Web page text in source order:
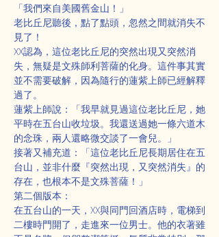
「我們來自美國舊金山！」
老比丘尼聽後，點了點頭，忽然之間就消失不
見了！
XX認為，這位老比丘尼的突然出現又突然消
失，無疑是文殊師利菩薩的化身。這件事其實
並不需要破解，因為隨行的蓮紫上師已經解釋
過了。
蓮紫上師說：「我早就見過這位老比丘尼，她
平時在五台山收垃圾。我還送過她一條六道木
的念珠，兩人還略微交談了一會兒。」
接著又補充道：「這位老比丘尼長期居住在五
台山，並非什麼『突然出現，又突然消失』的
存在，也根本不是文殊菩薩！」
第二個版本：
在五台山的一天，XX與同門回酒店時，電梯到
二樓時門開了，走進來一位男士。他的衣著雖